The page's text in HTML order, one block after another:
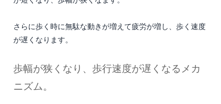
さらに歩く時に無駄な動きが増えて疲労が増し、歩く速度
が遅くなります。
歩幅が狭くなり、歩行速度が遅くなるメカ
ニズム。